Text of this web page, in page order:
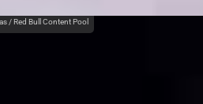
/ Red Bull Content Pool